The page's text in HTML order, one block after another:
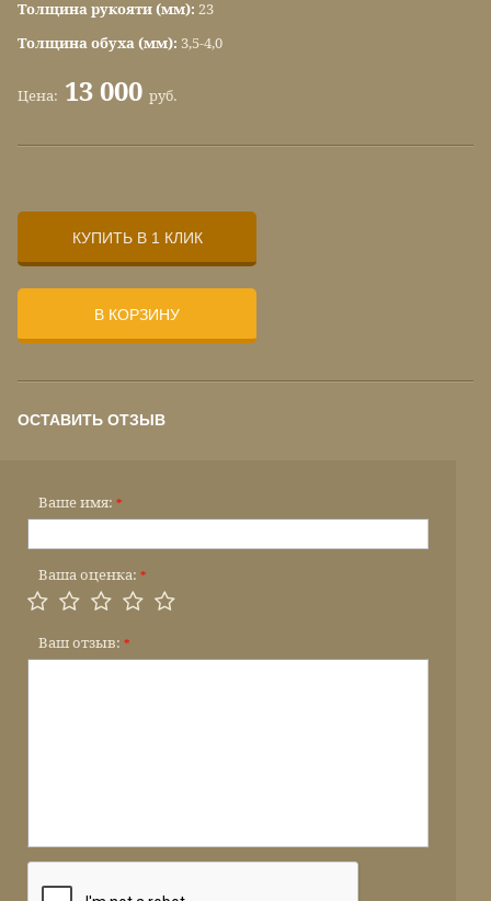
Толщина рукояти (мм): 23
Толщина обуха (мм): 3,5-4,0
Цена: 13 000 руб.
КУПИТЬ В 1 КЛИК
В КОРЗИНУ
ОСТАВИТЬ ОТЗЫВ
Ваше имя: *
Ваша оценка: *
Ваш отзыв: *